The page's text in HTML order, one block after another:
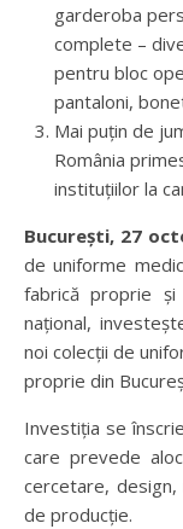
garderoba
complete –
pentru bloc
pantaloni,
Mai puțin de
România
instituțiilor la
București, 27
de uniforme
fabrică proprie
național,
noi colecții de
proprie din
Investiția se
care prevede
cercetare,
de producție.